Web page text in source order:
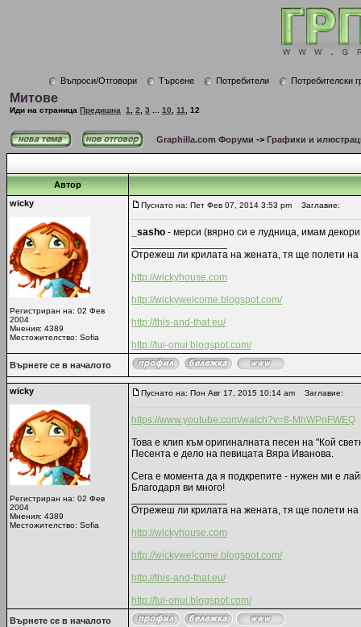
Въпроси/Отговори Търсене Потребители Потребителски
Митове
Иди на страница Предишна 1 2 3 10 11 12
Graphilla.com Форуми -> Графики и
Автор
wicky
Регистриран на: 02 Фев
2004
Мнения: 4389
Местожителство: Sofia
Пуснато на: Пет Фев 07, 2014 3:53 pm Заглавие:
_sasho - мерси (вярно си е лудница, имам
Отрежеш ли крилата на жената, тя ще полети на
http://wickyhouse.com
http://wickywelcome.blogspot.com/
http://this-and-that.eu/
http://tui-onui.blogspot.com/
Върнете се в началото
wicky
Регистриран на: 02 Фев
2004
Мнения: 4389
Местожителство: Sofia
Пуснато на: Пон Авг 17, 2015 10:14 am Заглавие:
https://www.youtube.com/watch?v=8-MhWPnFWEQ
Това е клип към оригиналната песен на "Кой
Песента е дело на певицата Вяра Иванова.
Сега е момента да я подкрепите - нужен ми е
Благодаря ви много!
Отрежеш ли крилата на жената, тя ще полети на
http://wickyhouse.com
http://wickywelcome.blogspot.com/
http://this-and-that.eu/
http://tui-onui.blogspot.com/
Върнете се в началото